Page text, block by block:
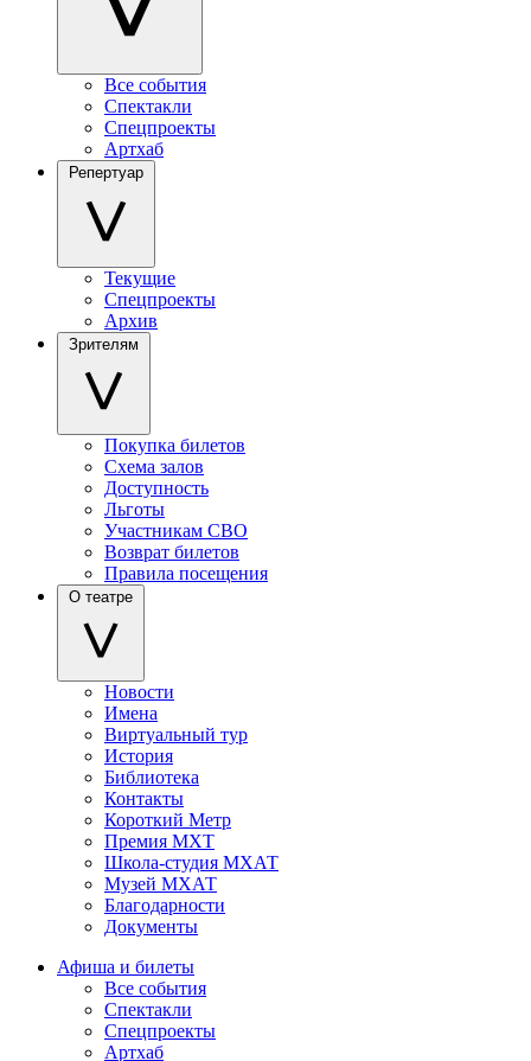
Все события
Спектакли
Спецпроекты
Артхаб
Репертуар
Текущие
Спецпроекты
Архив
Зрителям
Покупка билетов
Схема залов
Доступность
Льготы
Участникам СВО
Возврат билетов
Правила посещения
О театре
Новости
Имена
Виртуальный тур
История
Библиотека
Контакты
Короткий Метр
Премия МХТ
Школа-студия МХАТ
Музей МХАТ
Благодарности
Документы
Афиша и билеты
Все события
Спектакли
Спецпроекты
Артхаб